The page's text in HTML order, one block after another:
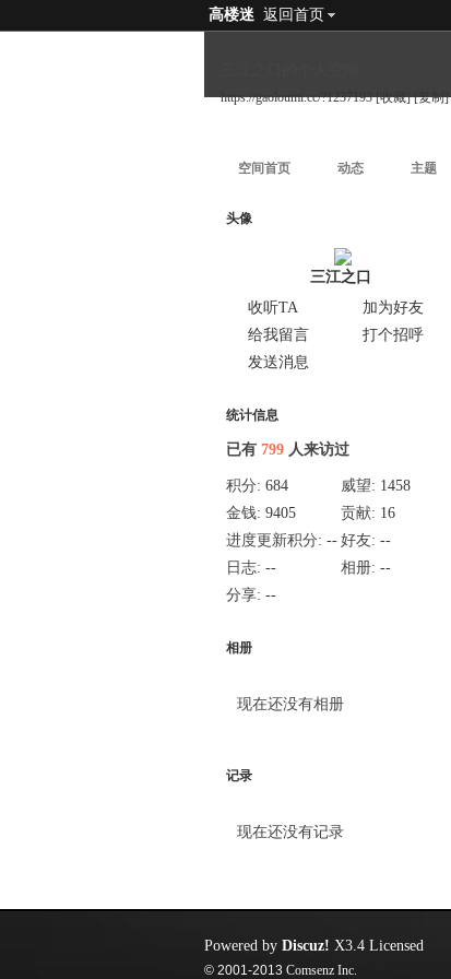
高楼迷 返回首页
https://gaoloumi.cc/?1237193 [收藏] [复制]
空间首页 动态 主题
头像
三江之口
收听TA
加为好友
给我留言
打个招呼
发送消息
统计信息
已有 799 人来访过
积分: 684 威望: 1458
金钱: 9405 贡献: 16
进度更新积分: -- 好友: --
日志: -- 相册: --
分享: --
相册
现在还没有相册
记录
现在还没有记录
Powered by Discuz! X3.4 Licensed
© 2001-2013 Comsenz Inc.